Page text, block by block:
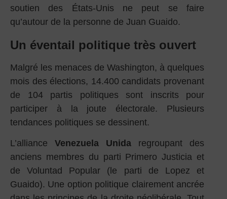
soutien des États-Unis ne peut se faire
qu’autour de la personne de Juan Guaido.
Un éventail politique très ouvert
Malgré les menaces de Washington, à quelques
mois des élections, 14.400 candidats provenant
de 104 partis politiques sont inscrits pour
participer à la joute électorale. Plusieurs
tendances politiques se dessinent.
L’alliance Venezuela Unida regroupant des
anciens membres du parti Primero Justicia et
de Voluntad Popular (le parti de Lopez et
Guaido). Une option politique clairement ancrée